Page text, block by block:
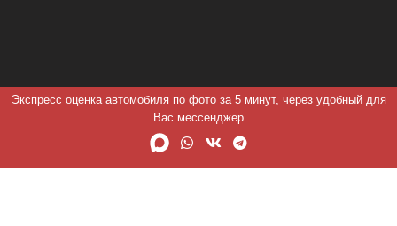
Экспресс оценка автомобиля по фото за 5 минут, через удобный для
Вас мессенджер